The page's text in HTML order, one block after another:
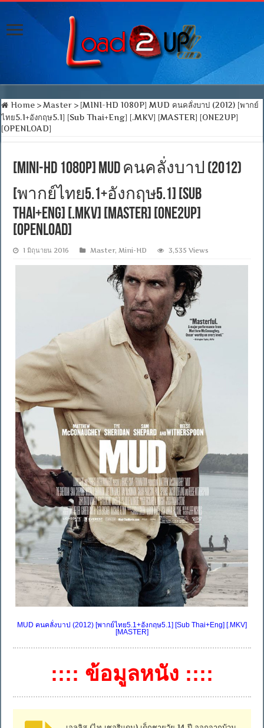
Home > Master > [MINI-HD 1080P] MUD คนคลั่งบาป (2012) [พากย์
ไทย5.1+อังกฤษ5.1] [Sub Thai+Eng] [.MKV] [MASTER] [ONE2UP]
[OPENLOAD]
[MINI-HD 1080P] MUD คนคลั่งบาป (2012)
[พากย์ไทย5.1+อังกฤษ5.1] [Sub
Thai+Eng] [.MKV] [MASTER] [ONE2UP]
[OPENLOAD]
1 มิถุนายน 2016 Master,Mini-HD 3,535 Views
MUD คนคลั่งบาป (2012) [พากย์ไทย5.1+อังกฤษ5.1] [Sub Thai+Eng] [.MKV]
[MASTER]
:::: ข้อมูลหนัง ::::